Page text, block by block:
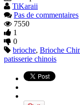
TiKaraii
Pas de commentaires
7550
1
0
brioche, Brioche
patisserie chinois